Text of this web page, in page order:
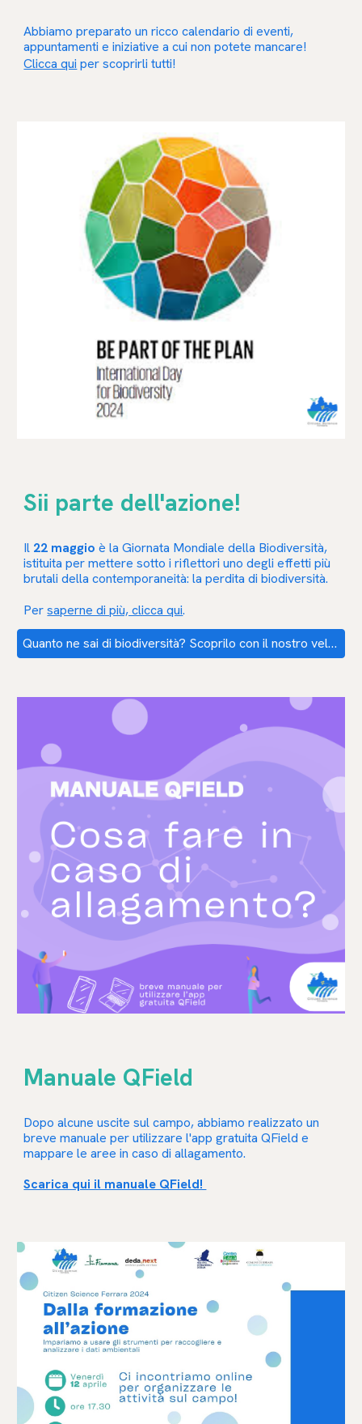
Abbiamo preparato un ricco calendario di eventi,
appuntamenti e iniziative a cui non potete mancare!
Clicca qui per scoprirli tutti!
Sii parte dell'azione!
Il 22 maggio è la Giornata Mondiale della Biodiversità,
istituita per mettere sotto i riflettori uno degli effetti più
brutali della contemporaneità: la perdita di biodiversità.
Persaperne di più, clicca qui.
Quanto ne sai di biodiversità? Scoprilo con il nostro veloce test!
Manuale QField
Dopo alcune uscite sul campo, abbiamo realizzato un
breve manuale per utilizzare l'app gratuita QField e
mappare le aree in caso di allagamento.
Scarica qui il manuale QField!